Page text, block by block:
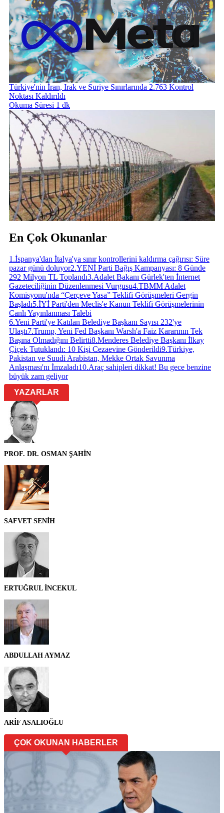
Türkiye'nin İran, Irak ve Suriye Sınırlarında 2.763 Kontrol
Noktası Kaldırıldı
Okuma Süresi 1 dk
En Çok Okunanlar
1 .İspanya'dan İtalya'ya sınır kontrollerini kaldırma çağırısı: Süre
pazar günü doluyor2.YENİ Parti Bağış Kampanyası: 8 Günde
292 Milyon TL Toplandı3.Adalet Bakanı Gürlek'ten İnternet
Gazeteciliğinin Düzenlenmesi Vurgusu4.TBMM Adalet
Komisyonu'nda “Çerçeve Yasa” Teklifi Görüşmeleri Gergin
Başladı5.İYİ Parti'den Meclis'e Kanun Teklifi Görüşmelerinin
Canlı Yayınlanması Talebi
6.Yeni Parti'ye Katılan Belediye Başkanı Sayısı 232'ye
Ulaştı7.Trump, Yeni Fed Başkanı Warsh'a Faiz Kararının Tek
Başına Olmadığını Belirtti8.Menderes Belediye Başkanı İlkay
Çiçek Tutuklandı: 10 Kişi Cezaevine Gönderildi9.Türkiye,
Pakistan ve Suudi Arabistan, Mekke Ortak Savunma
Anlaşması'nı İmzaladı10.Araç sahipleri dikkat! Bu gece benzine
büyük zam geliyor
YAZARLAR
PROF. DR. OSMAN ŞAHİN
SAFVET SENİH
ERTUĞRUL İNCEKUL
ABDULLAH AYMAZ
ARİF ASALIOĞLU
ÇOK OKUNAN HABERLER